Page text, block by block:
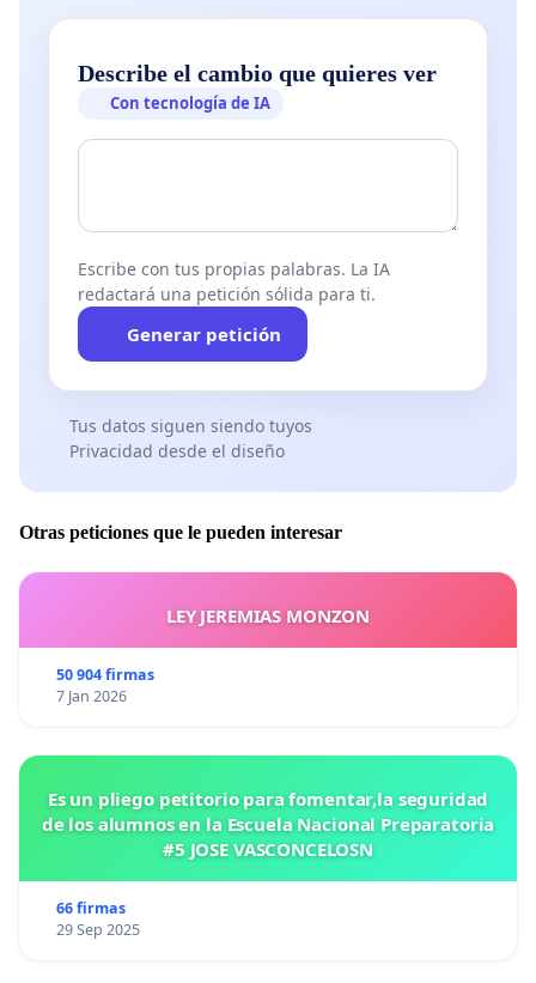
Describe el cambio que quieres ver
Con tecnología de IA
Escribe con tus propias palabras. La IA
redactará una petición sólida para ti.
Generar petición
Tus datos siguen siendo tuyos
Privacidad desde el diseño
Otras peticiones que le pueden interesar
LEY JEREMIAS MONZON
50 904 firmas
7 Jan 2026
Es un pliego petitorio para fomentar,la seguridad
de los alumnos en la Escuela Nacional Preparatoria
#5 JOSE VASCONCELOSN
66 firmas
29 Sep 2025